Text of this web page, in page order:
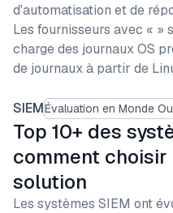
d'automatisation et de
Les fournisseurs avec « »
charge des journaux OS
de journaux à partir de
SIEMÉvaluation en Monde
Top 10+ des
comment choisir
solution
Les systèmes SIEM ont